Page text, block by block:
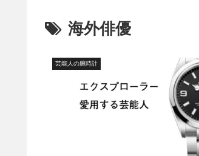
海外俳優
芸能人の腕時計